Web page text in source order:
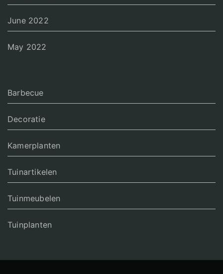
June 2022
May 2022
Barbecue
Decoratie
Kamerplanten
Tuinartikelen
Tuinmeubelen
Tuinplanten